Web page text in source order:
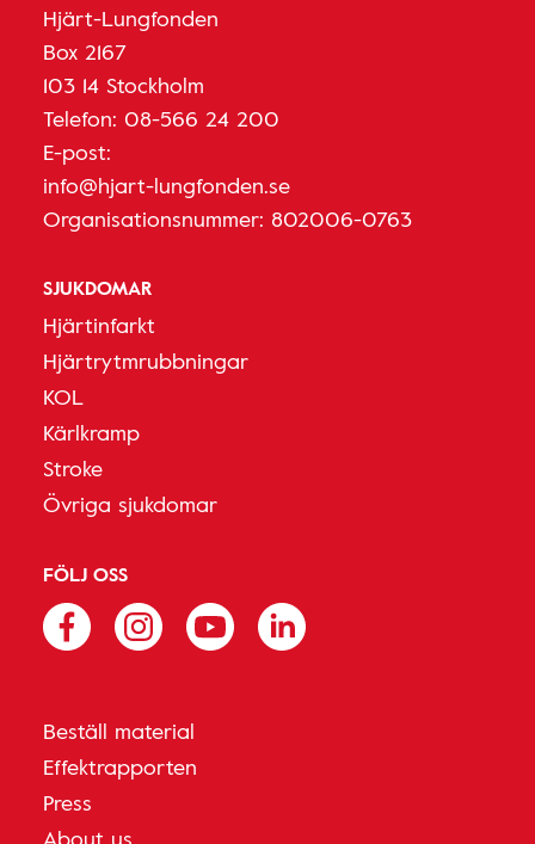
Hjärt-Lungfonden
Box 2167
103 14 Stockholm
Telefon: 08-566 24 200
E-post:
info@hjart-lungfonden.se
Organisationsnummer: 802006-0763
SJUKDOMAR
Hjärtinfarkt
Hjärtrytmrubbningar
KOL
Kärlkramp
Stroke
Övriga sjukdomar
FÖLJ OSS
Beställ material
Effektrapporten
Press
About us